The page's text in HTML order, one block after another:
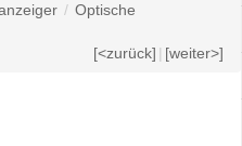
/ Optische
[<zurück] | [weiter>]